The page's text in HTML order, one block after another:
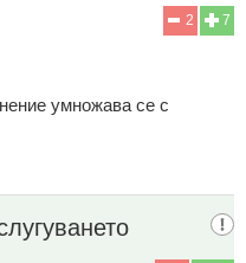
7
2
умножава се с